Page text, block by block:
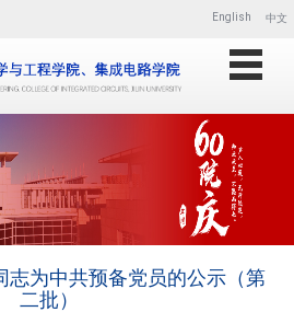
English 中文
志为中共预备党员的公示（第
二批）